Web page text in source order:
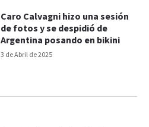
3 de Abril de 2025
Caro Calvagni hizo una sesión
de fotos y se despidió de
Argentina posando en bikini